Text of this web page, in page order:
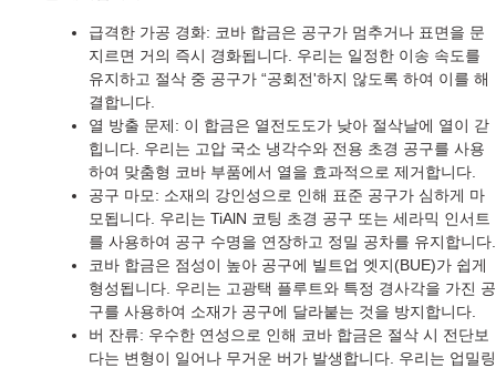
급격한 가공 경화: 코바 합금은 공구가 멈추거나 표면을 문
지르면 거의 즉시 경화됩니다. 우리는 일정한 이송 속도를
유지하고 절삭 중 공구가 “공회전'하지 않도록 하여 이를 해
결합니다.
열 방출 문제: 이 합금은 열전도도가 낮아 절삭날에 열이 갇
힙니다. 우리는 고압 국소 냉각수와 전용 초경 공구를 사용
하여 맞춤형 코바 부품에서 열을 효과적으로 제거합니다.
공구 마모: 소재의 강인성으로 인해 표준 공구가 심하게 마
모됩니다. 우리는 TiAlN 코팅 초경 공구 또는 세라믹 인서트
를 사용하여 공구 수명을 연장하고 정밀 공차를 유지합니다.
코바 합금은 점성이 높아 공구에 빌트업 엣지(BUE)가 쉽게
형성됩니다. 우리는 고광택 플루트와 특정 경사각을 가진 공
구를 사용하여 소재가 공구에 달라붙는 것을 방지합니다.
버 잔류: 우수한 연성으로 인해 코바 합금은 절삭 시 전단보
다는 변형이 일어나 무거운 버가 발생합니다. 우리는 업밀링